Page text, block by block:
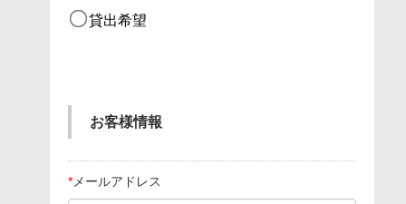
貸出希望
お客様情報
* メールアドレス